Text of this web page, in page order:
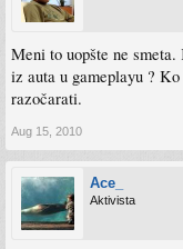
Meni to uopšte ne
iz auta u gameplayu ?
razočarati.
Aug 15, 2010
Ace_
Aktivista